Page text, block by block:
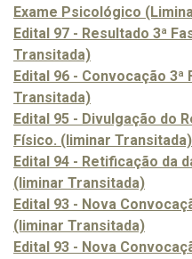
Exame Psicológico
Edital 97 - Resultado 3ª
Transitada)
Edital 96 - Convocação 3ª
Transitada)
Edital 95 - Divulgação do
Físico. (liminar Transitada)
Edital 94 - Retificação da
(liminar Transitada)
Edital 93 - Nova
(liminar Transitada)
Edital 93 - Nova